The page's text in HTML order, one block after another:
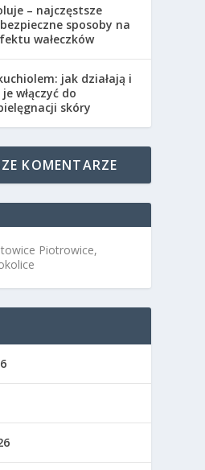
– najczęstsze
sposoby na
wałeczków
jak działają i
włączyć do
skóry
KOMENTARZE
Piotrowice,